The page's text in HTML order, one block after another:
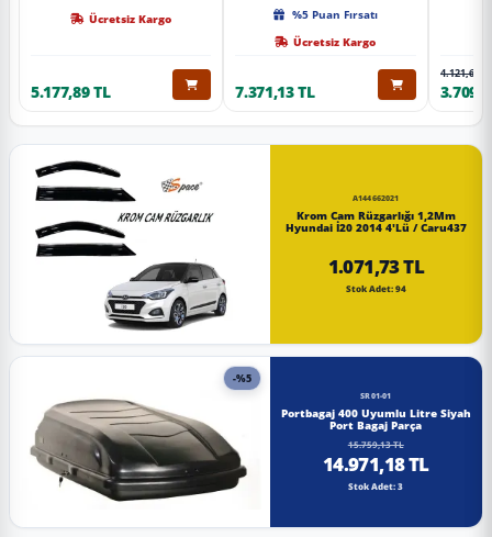
Ücretsiz Kargo
5.177,89 TL
%5 Puan Fırsatı
Ücretsiz Kargo
7.371,13 TL
4.121,65 TL
A144662021
Krom Cam Rüzgarlığı 1,2Mm
Hyundai İ20 2014 4'Lü / Caru437
1.071,73 TL
Stok Adet: 94
-%5
SR01-01
Portbagaj 400 Uyumlu Litre Siyah
Port Bagaj Parça
15.759,13 TL
14.971,18 TL
Stok Adet: 3